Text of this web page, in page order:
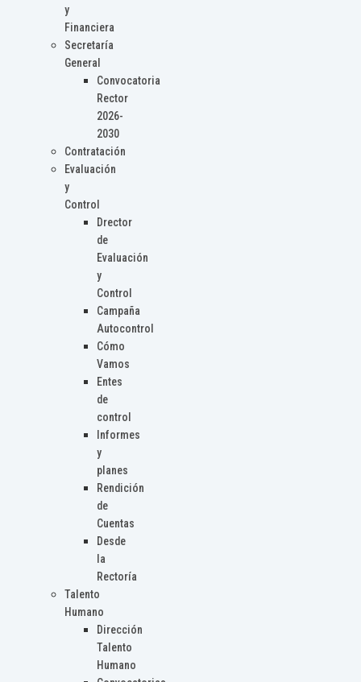
y
Financiera
Secretaría
General
Convocatoria
Rector
2026-
2030
Contratación
Evaluación
y
Control
Drector
de
Evaluación
y
Control
Campaña
Autocontrol
Cómo
Vamos
Entes
de
control
Informes
y
planes
Rendición
de
Cuentas
Desde
la
Rectoría
Talento
Humano
Dirección
Talento
Humano